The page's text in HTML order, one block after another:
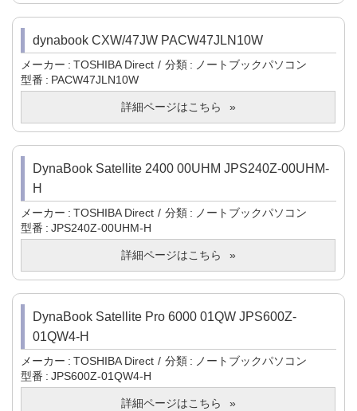
dynabook CXW/47JW PACW47JLN10W
メーカー TOSHIBA Direct 分類
ノートブックパソコン
型番
PACW47JLN10W
詳細ページはこちら
DynaBook Satellite 2400 00UHM JPS240Z-00UHM-
H
メーカー TOSHIBA Direct 分類
ノートブックパソコン
型番
JPS240Z-00UHM-H
詳細ページはこちら
DynaBook Satellite Pro 6000 01QW JPS600Z-
01QW4-H
メーカー TOSHIBA Direct 分類
ノートブックパソコン
型番
JPS600Z-01QW4-H
詳細ページはこちら